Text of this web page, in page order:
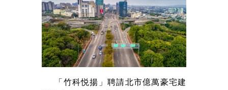
「竹科悦揚」聘請北市億萬豪宅建